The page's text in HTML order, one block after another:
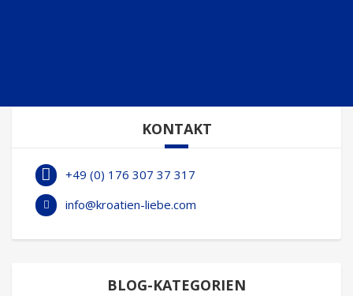
KONTAKT
+49 (0) 176 307 37 317
info@kroatien-liebe.com
BLOG-KATEGORIEN